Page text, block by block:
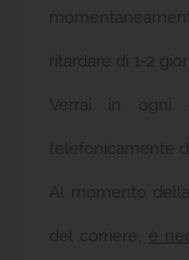
ritardare di 1-2
Verrai in ogni
telefonicamente
Al momento
del corriere, è